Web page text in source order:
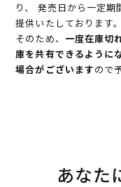
り、 発売日から一定
提供いたしております。
そのため、 一度在庫切
庫を共有できるように
場合がございますので
あなた